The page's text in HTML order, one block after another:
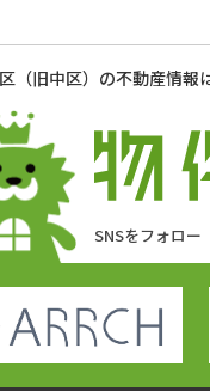
（旧中区）の不動産情報
SNSをフォロー